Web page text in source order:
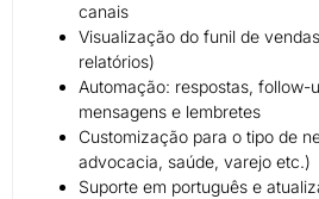
canais
Visualização do funil de
relatórios)
Automação: respostas, follow-
mensagens e lembretes
Customização para o tipo de
advocacia, saúde, varejo etc.)
Suporte em português e